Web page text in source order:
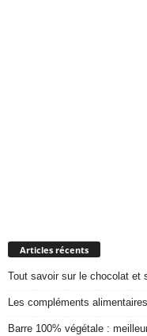
Articles récents
Tout savoir sur le chocolat et
Les compléments
Barre 100% végétale :